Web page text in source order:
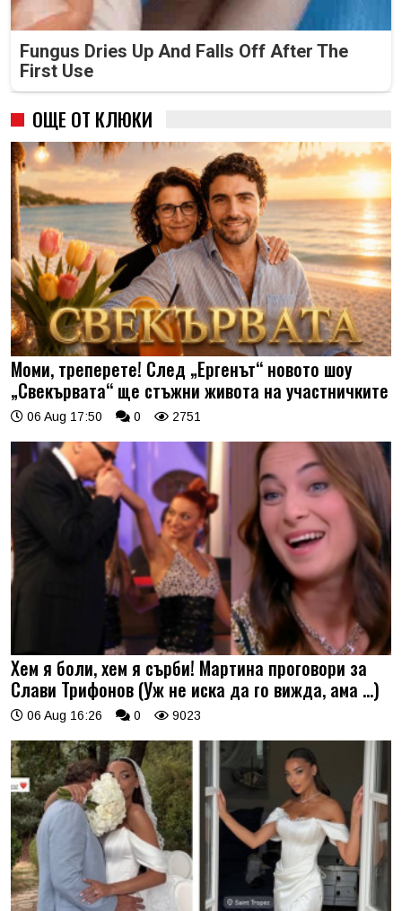
Fungus Dries Up And Falls Off After The
First Use
ОЩЕ ОТ КЛЮКИ
Моми, треперете! След „Ергенът“ новото шоу
„Свекървата“ ще стъжни живота на участничките
06 Aug 17:50 0 2751
Хем я боли, хем я сърби! Мартина проговори за
Слави Трифонов (Уж не иска да го вижда, ама …)
06 Aug 16:26 0 9023